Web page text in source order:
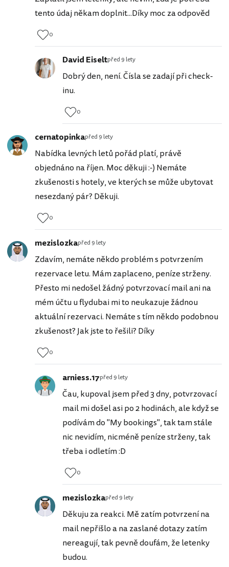
tento údaj někam doplnit...Díky moc za odpověd
0
David Eiseltpřed 9 lety
Dobrý den, není. Čísla se zadají při check-
inu.
0
cernatopinkapřed 9 lety
Nabídka levných letů pořád platí, právě
objednáno na říjen. Moc děkuji :-) Nemáte
zkušenosti s hotely, ve kterých se může ubytovat
nesezdaný pár? Děkuji.
0
mezislozkapřed 9 lety
Zdavím, nemáte někdo problém s potvrzením
rezervace letu. Mám zaplaceno, peníze strženy.
Přesto mi nedošel žádný potvrzovací mail ani na
mém účtu u flydubai mi to neukazuje žádnou
aktuální rezervaci. Nemáte s tím někdo podobnou
zkušenost? Jak jste to řešili? Díky
0
arniess.17před 9 lety
Čau, kupoval jsem před 3 dny, potvrzovací
mail mi došel asi po 2 hodinách, ale když se
podívám do "My bookings", tak tam stále
nic nevidím, nicméně peníze strženy, tak
třeba i odletím :D
0
mezislozkapřed 9 lety
Děkuju za reakci. Mě zatím potvrzení na
mail nepřišlo a na zaslané dotazy zatím
nereagují, tak pevně doufám, že letenky
budou.